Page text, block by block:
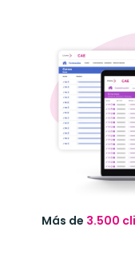
Más de 3.500